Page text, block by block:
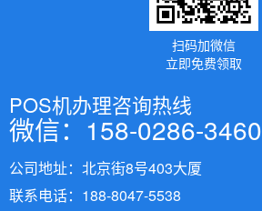
扫码加微信
立即免费领取
POS机办理咨询热线
微信：158-0286-3460
公司地址：北京街8号403大厦
联系电话：188-8047-5538